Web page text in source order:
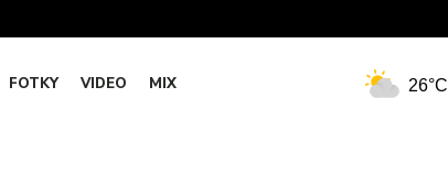
FOTKY VIDEO MIX 26°C